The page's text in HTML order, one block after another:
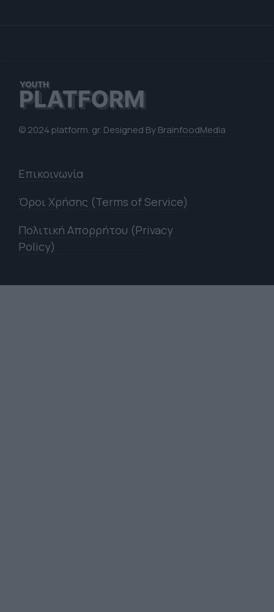
© 2024 platform. gr. Designed ByBrainfoodMedia
Επικοινωνία
Όροι Χρήσης (Terms of Service)
Πολιτική Απορρήτου (Privacy
Policy)